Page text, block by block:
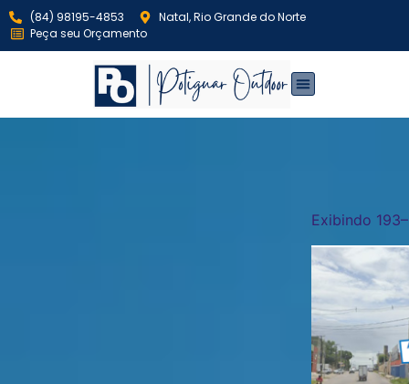
(84) 98195-4853
Natal, Rio Grande do Norte
Peça seu Orçamento
Exibindo